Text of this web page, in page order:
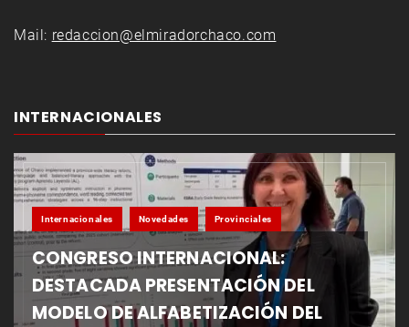
Mail: redaccion@elmiradorchaco.com
INTERNACIONALES
Internacionales Novedades Provinciales
CONGRESO INTERNACIONAL:
DESTACADA PRESENTACIÓN DEL
MODELO DE ALFABETIZACIÓN DEL